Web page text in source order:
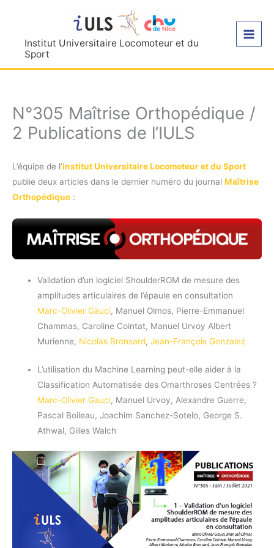
contenuInstitut Universitaire Locomoteur et du
Sport
N°305 Maîtrise Orthopédique /
2 Publications de l’IULS
L’équipe de l’Institut Universitaire Locomoteur et du Sport
publie deux articles dans le dernier numéro du journal Maîtrise
Orthopédique :
Validation d’un logiciel ShoulderROM de mesure des
amplitudes articulaires de l’épaule en consultation
Marc-Olivier Gauci, Manuel Olmos, Pierre-Emmanuel
Chammas, Caroline Cointat, Manuel Urvoy Albert
Murienne, Nicolas Bronsard,Jean-François Gonzalez
L’utilisation du Machine Learning peut-elle aider à la
Classification Automatisée des Omarthroses Centrées ?
Marc-Olivier Gauci, Manuel Urvoy, Alexandre Guerre,
Pascal Boileau, Joachim Sanchez-Sotelo, George S.
Athwal, Gilles Walch